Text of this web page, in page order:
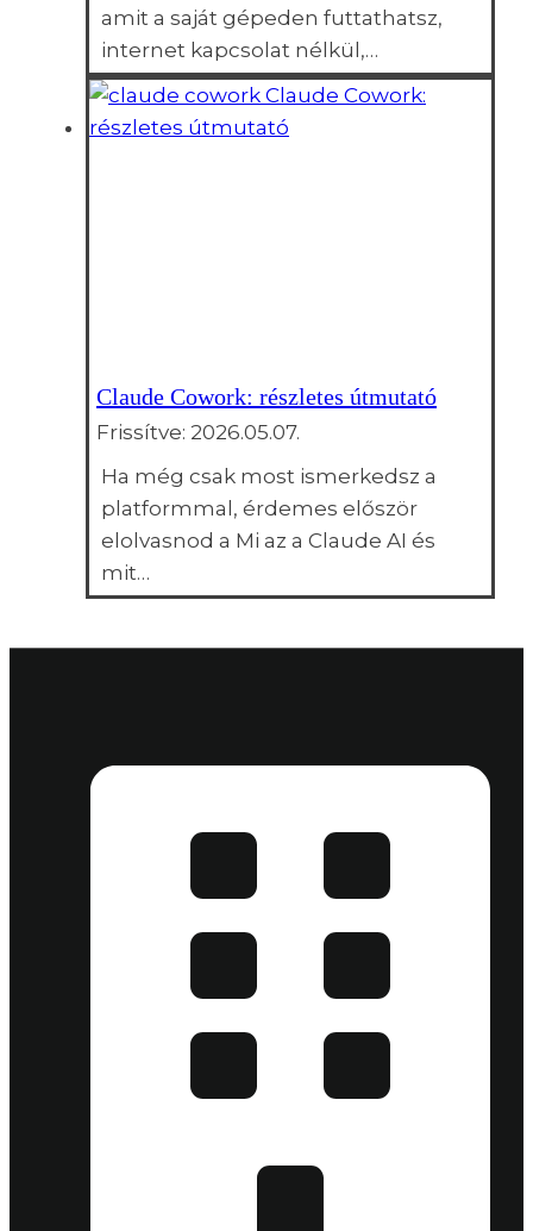
amit a saját gépeden futtathatsz,
internet kapcsolat nélkül,…
Claude Cowork: részletes útmutató
Frissítve: 2026.05.07.
Ha még csak most ismerkedsz a
platformmal, érdemes először
elolvasnod a Mi az a Claude AI és
mit…